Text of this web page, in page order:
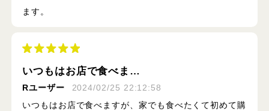
ます。
いつもはお店で食べま…
Rユーザー
2024/02/25 22:12:58
いつもはお店で食べますが、家でも食べたくて初めて購